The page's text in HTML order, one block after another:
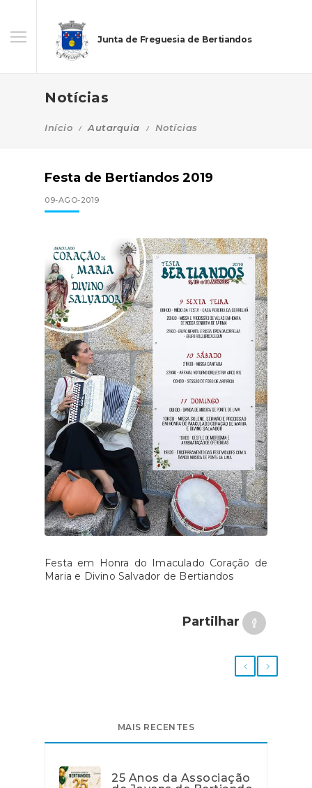
Junta de Freguesia de Bertiandos
Notícias
Início Autarquia Notícias
Festa de Bertiandos 2019
09-AGO-2019
Festa em Honra do Imaculado Coração de
Maria e Divino Salvador de Bertiandos
Partilhar
MAIS RECENTES
25 Anos da Associação